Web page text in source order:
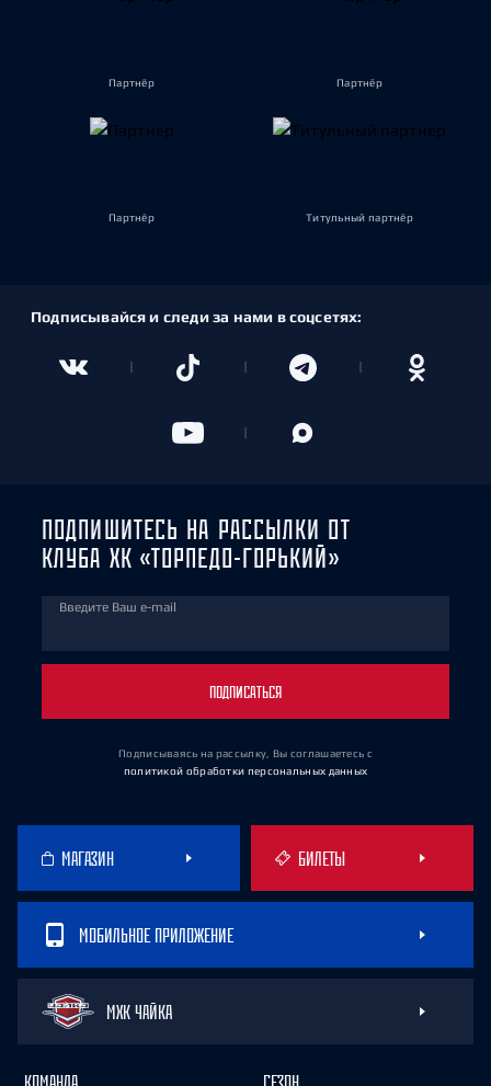
Партнёр Партнёр
Партнёр Титульный партнёр
Подписывайся и следи за нами в соцсетях:
ПОДПИШИТЕСЬ НА РАССЫЛКИ ОТ
КЛУБА ХК «ТОРПЕДО-ГОРЬКИЙ»
Введите Ваш e-mail
ПОДПИСАТЬСЯ
Подписываясь на рассылку, Вы соглашаетесь с
политикой обработки персональных данных
МАГАЗИН БИЛЕТЫ
МОБИЛЬНОЕ ПРИЛОЖЕНИЕ
МХК ЧАЙКА